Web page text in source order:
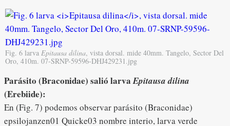
Fig. 6 larva Epitausa dilina, vista dorsal. mide 40mm. Tangelo, Sector Del
Oro, 410m. 07-SRNP-59596-DHJ429231.jpg
Parásito (Braconidae) salió larvaEpitausa dilina
(Erebiide):
En (Fig. 7) podemos observar parásito (Braconidae)
epsilojanzen01 Quicke03 nombre interio, larva verde